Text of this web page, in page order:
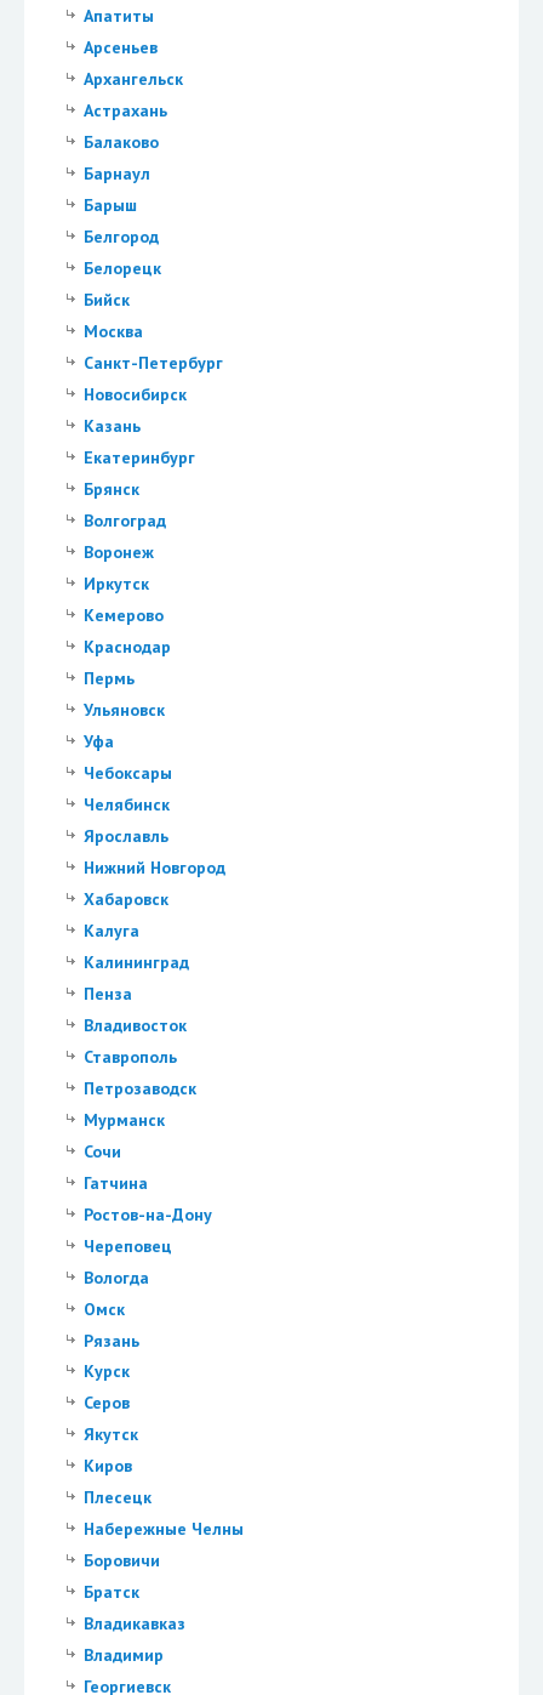
Апатиты
Арсеньев
Архангельск
Астрахань
Балаково
Барнаул
Барыш
Белгород
Белорецк
Бийск
Москва
Санкт-Петербург
Новосибирск
Казань
Екатеринбург
Брянск
Волгоград
Воронеж
Иркутск
Кемерово
Краснодар
Пермь
Ульяновск
Уфа
Чебоксары
Челябинск
Ярославль
Нижний Новгород
Хабаровск
Калуга
Калининград
Пенза
Владивосток
Ставрополь
Петрозаводск
Мурманск
Сочи
Гатчина
Ростов-на-Дону
Череповец
Вологда
Омск
Рязань
Курск
Серов
Якутск
Киров
Плесецк
Набережные Челны
Боровичи
Братск
Владикавказ
Владимир
Георгиевск